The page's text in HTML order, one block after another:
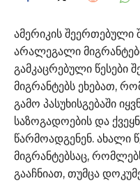
ამერიკის შეერთებული
არალეგალი
გამკაცრებული წესები
მიგრანტებს ეხებათ,
გამო პასუხისგებაში
საზოგადოების და
წარმოადგენენ. ახალი
მიგრანტებსაც,
გააჩნიათ, თუმცა